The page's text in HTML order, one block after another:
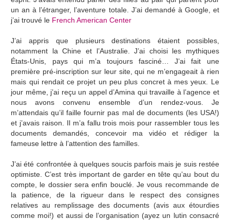
un an à l’étranger, l’aventure totale. J’ai demandé à Google, et
j’ai trouvé le French American Center
J’ai appris que plusieurs destinations étaient possibles,
notamment la Chine et l’Australie. J’ai choisi les mythiques
États-Unis, pays qui m’a toujours fasciné… J’ai fait une
première pré-inscription sur leur site, qui ne m’engageait à rien
mais qui rendait ce projet un peu plus concret à mes yeux. Le
jour même, j’ai reçu un appel d’Amina qui travaille à l’agence et
nous avons convenu ensemble d’un rendez-vous. Je
m’attendais qu’il faille fournir pas mal de documents (les USA!)
et j’avais raison. Il m’a fallu trois mois pour rassembler tous les
documents demandés, concevoir ma vidéo et rédiger la
fameuse lettre à l’attention des familles.
J’ai été confrontée à quelques soucis parfois mais je suis restée
optimiste. C’est très important de garder en tête qu’au bout du
compte, le dossier sera enfin bouclé. Je vous recommande de
la patience, de la rigueur dans le respect des consignes
relatives au remplissage des documents (avis aux étourdies
comme moi!) et aussi de l’organisation (ayez un lutin consacré